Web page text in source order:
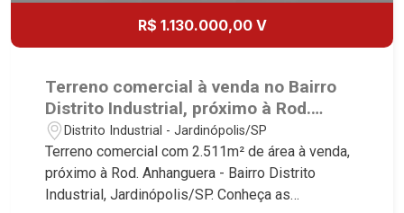
R$ 1.130.000,00 V
Terreno comercial à venda no Bairro
Distrito Industrial, próximo à Rod.
Anhanguera - Jardinópolis/SP.
Distrito Industrial - Jardinópolis/SP
Terreno comercial com 2.511m² de área à venda,
próximo à Rod. Anhanguera - Bairro Distrito
Industrial, Jardinópolis/SP. Conheça as